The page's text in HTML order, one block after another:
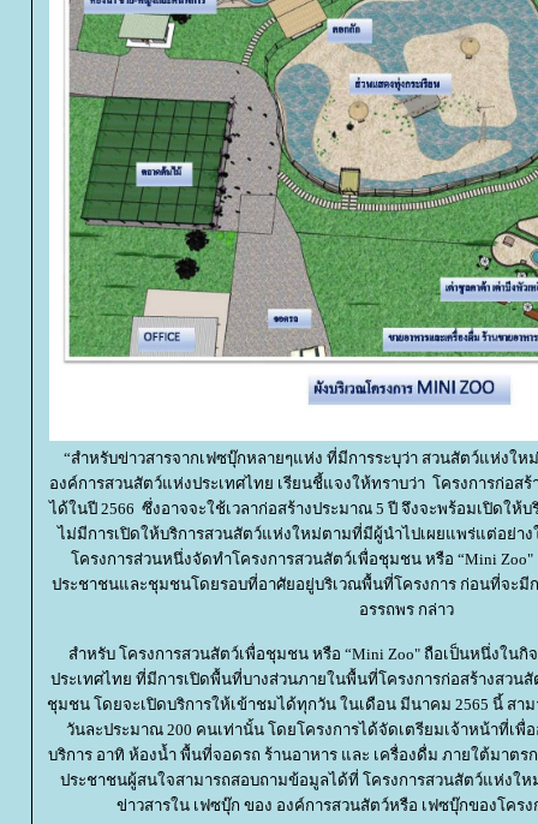
“สำหรับข่าวสารจากเฟซบุ๊กหลายๆแห่ง ที่มีการระบุว่า สวนสัตว์แห่งให
องค์การสวนสัตว์แห่งประเทศไทย เรียนชี้แจงให้ทราบว่า โครงการก่อส
ได้ในปี 2566 ซึ่งอาจจะใช้เวลาก่อสร้างประมาณ 5 ปี จึงจะพร้อมเปิดให้
ไม่มีการเปิดให้บริการสวนสัตว์แห่งใหม่ตามที่มีผู้นำไปเผยแพร่แต่อย่า
ครงการส่วนหนึ่งจัดทำโครงการสวนสัตว์เพื่อชุมชน หรือ “Mini
ประชาชนและชุมชนโดยรอบที่อาศัยอยู่บริเวณพื้นที่โครงการ ก่อนที่จะ
อรรถพร กล่าว
สำหรับ โครงการสวนสัตว์เพื่อชุมชน หรือ “Mini Zoo" ถือเป็นหนึ่งใน
ประเทศไทย ที่มีการเปิดพื้นที่บางส่วนภายในพื้นที่โครงการก่อสร้างสวน
ชุมชน โดยจะเปิดบริการให้เข้าชมได้ทุกวัน ในเดือน มีนาคม 2565 นี้ สา
วันละประมาณ 200 คนเท่านั้น โดยโครงการได้จัดเตรียมเจ้าหน้าที่เพื่
บริการ อาทิ ห้องน้ำ พื้นที่จอดรถ ร้านอาหาร และ เครื่องดื่ม ภายใต้มาต
ประชาชนผู้สนใจสามารถสอบถามข้อมูลได้ที่ โครงการสวนสัตว์แห่งให
ข่าวสารใน เฟซบุ๊ก ของ องค์การสวนสัตว์หรือ เฟซบุ๊กของโคร